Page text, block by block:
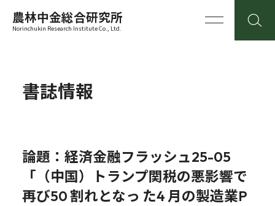
農林中金総合研究所
Norinchukin Research Institute Co., Ltd.
書誌情報
論題：経済金融フラッシュ25-05
「（中国）トランプ関税の悪影響で
再び50 割れとなっ た4 月の製造業P